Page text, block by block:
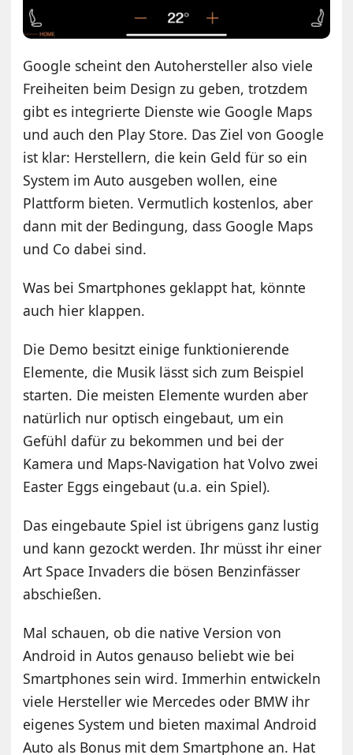
Google scheint den Autohersteller also viele
Freiheiten beim Design zu geben, trotzdem
gibt es integrierte Dienste wie Google Maps
und auch den Play Store. Das Ziel von Google
ist klar: Herstellern, die kein Geld für so ein
System im Auto ausgeben wollen, eine
Plattform bieten. Vermutlich kostenlos, aber
dann mit der Bedingung, dass Google Maps
und Co dabei sind.
Was bei Smartphones geklappt hat, könnte
auch hier klappen.
Die Demo besitzt einige funktionierende
Elemente, die Musik lässt sich zum Beispiel
starten. Die meisten Elemente wurden aber
natürlich nur optisch eingebaut, um ein
Gefühl dafür zu bekommen und bei der
Kamera und Maps-Navigation hat Volvo zwei
Easter Eggs eingebaut (u.a. ein Spiel).
Das eingebaute Spiel ist übrigens ganz lustig
und kann gezockt werden. Ihr müsst ihr einer
Art Space Invaders die bösen Benzinfässer
abschießen.
Mal schauen, ob die native Version von
Android in Autos genauso beliebt wie bei
Smartphones sein wird. Immerhin entwickeln
viele Hersteller wie Mercedes oder BMW ihr
eigenes System und bieten maximal Android
Auto als Bonus mit dem Smartphone an. Hat